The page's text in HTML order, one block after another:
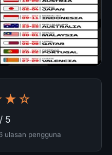
/ 5
ulasan pengguna